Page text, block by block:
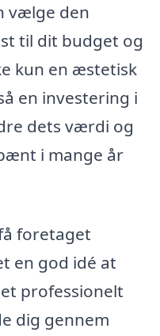
vælge den
til dit budget og
kun en æstetisk
en investering i
dets værdi og
i mange år
foretaget
en god idé at
professionelt
dig gennem